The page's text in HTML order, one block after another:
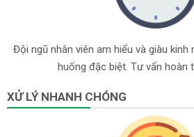
Đội ngũ nhân viên am hiểu và giàu kinh
huống đặc biệt. Tư vấn hoàn
XỬ LÝ NHANH CHÓNG